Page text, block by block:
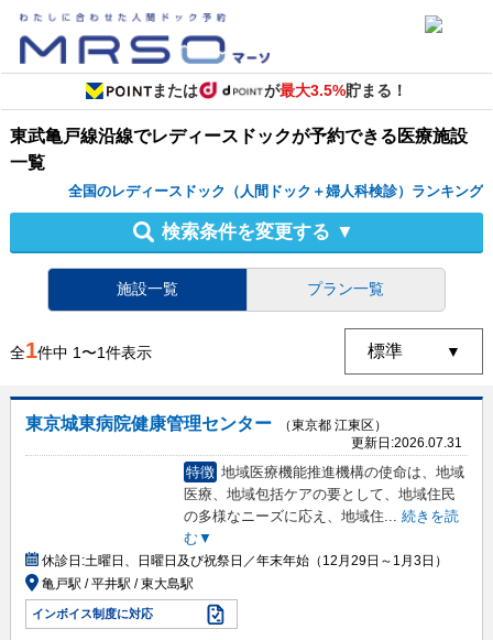
または が最大3.5%貯まる！
東武亀戸線沿線でレディースドックが予約できる医療施設
一覧
全国のレディースドック（人間ドック＋婦人科検診）ランキング
検索条件を変更する ▼
施設一覧 プラン一覧
全1件中 1〜1件表示
東京城東病院健康管理センター
（東京都 江東区）
更新日:2026.07.31
特徴 地域医療機能推進機構の使命は、地域
医療、地域包括ケアの要として、地域住民
の多様なニーズに応え、地域住... 続きを読
む▼
休診日:土曜日、日曜日及び祝祭日／年末年始（12月29日～1月3日）
亀戸駅 / 平井駅 / 東大島駅
インボイス制度に対応